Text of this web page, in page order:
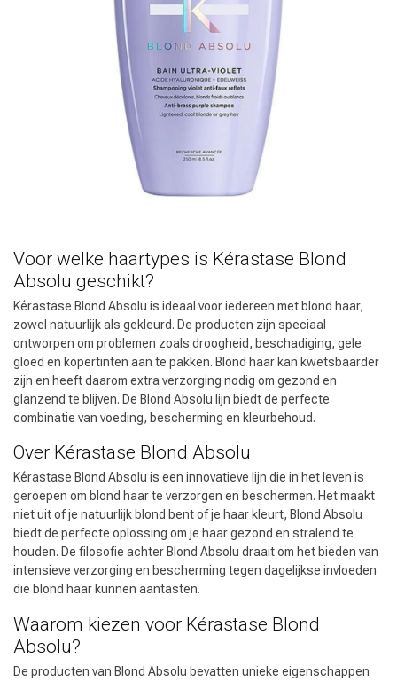
Voor welke haartypes is Kérastase Blond
Absolu geschikt?
Kérastase Blond Absolu is ideaal voor iedereen met blond haar,
zowel natuurlijk als gekleurd. De producten zijn speciaal
ontworpen om problemen zoals droogheid, beschadiging, gele
gloed en kopertinten aan te pakken. Blond haar kan kwetsbaarder
zijn en heeft daarom extra verzorging nodig om gezond en
glanzend te blijven. De Blond Absolu lijn biedt de perfecte
combinatie van voeding, bescherming en kleurbehoud.
Over Kérastase Blond Absolu
Kérastase Blond Absolu is een innovatieve lijn die in het leven is
geroepen om blond haar te verzorgen en beschermen. Het maakt
niet uit of je natuurlijk blond bent of je haar kleurt, Blond Absolu
biedt de perfecte oplossing om je haar gezond en stralend te
houden. De filosofie achter Blond Absolu draait om het bieden van
intensieve verzorging en bescherming tegen dagelijkse invloeden
die blond haar kunnen aantasten.
Waarom kiezen voor Kérastase Blond
Absolu?
De producten van Blond Absolu bevatten unieke eigenschappen